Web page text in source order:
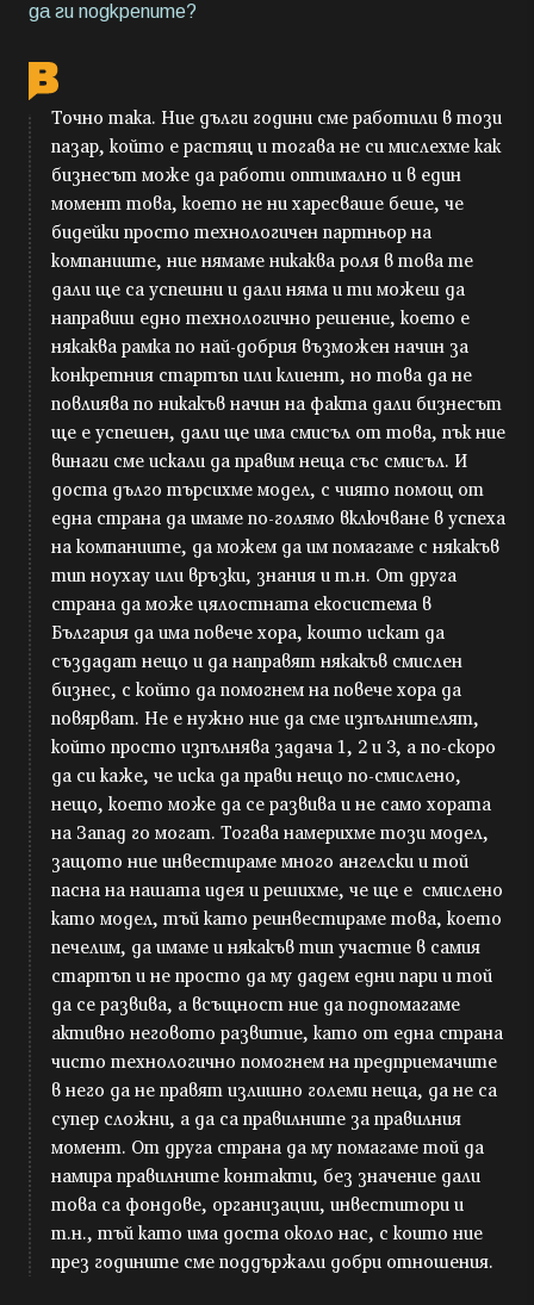
да ги подкрепите?
Точно така. Ние дълги години сме работили в този
пазар, който е растящ и тогава не си мислехме как
бизнесът може да работи оптимално и в един
момент това, което не ни харесваше беше, че
бидейки просто технологичен партньор на
компаниите, ние нямаме никаква роля в това те
дали ще са успешни и дали няма и ти можеш да
направиш едно технологично решение, което е
някаква рамка по най-добрия възможен начин за
конкретния стартъп или клиент, но това да не
повлиява по никакъв начин на факта дали бизнесът
ще е успешен, дали ще има смисъл от това, пък ние
винаги сме искали да правим неща със смисъл. И
доста дълго търсихме модел, с чиято помощ от
една страна да имаме по-голямо включване в успеха
на компаниите, да можем да им помагаме с някакъв
тип ноухау или връзки, знания и т.н. От друга
страна да може цялостната екосистема в
България да има повече хора, които искат да
създадат нещо и да направят някакъв смислен
бизнес, с който да помогнем на повече хора да
повярват. Не е нужно ние да сме изпълнителят,
който просто изпълнява задача 1, 2 и 3, а по-скоро
да си каже, че иска да прави нещо по-смислено,
нещо, което може да се развива и не само хората
на Запад го могат. Тогава намерихме този модел,
защото ние инвестираме много ангелски и той
пасна на нашата идея и решихме, че ще е смислено
като модел, тъй като реинвестираме това, което
печелим, да имаме и някакъв тип участие в самия
стартъп и не просто да му дадем едни пари и той
да се развива, а всъщност ние да подпомагаме
активно неговото развитие, като от една страна
чисто технологично помогнем на предприемачите
в него да не правят излишно големи неща, да не са
супер сложни, а да са правилните за правилния
момент. От друга страна да му помагаме той да
намира правилните контакти, без значение дали
това са фондове, организации, инвеститори и
т.н., тъй като има доста около нас, с които ние
през годините сме поддържали добри отношения.